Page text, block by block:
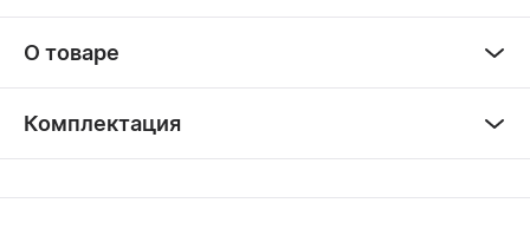
О товаре
Комплектация